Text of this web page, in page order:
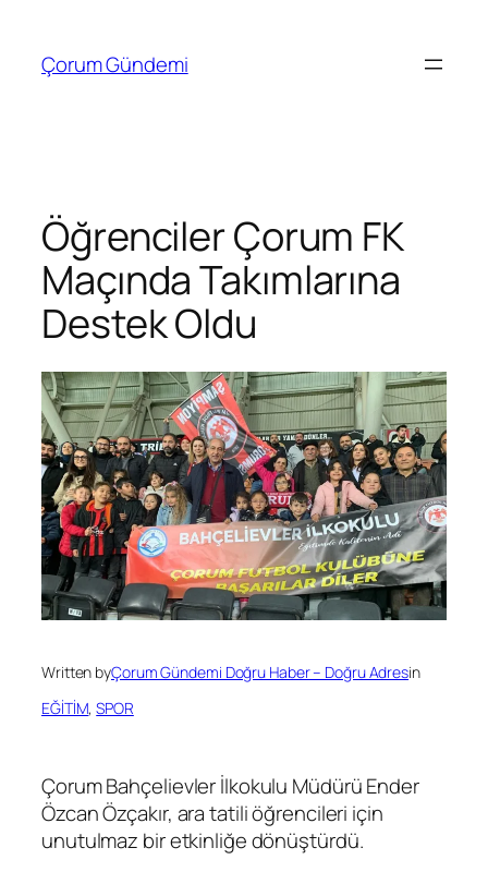
Çorum Gündemi
Öğrenciler Çorum FK
Maçında Takımlarına
Destek Oldu
Written byÇorum Gündemi Doğru Haber – Doğru Adresin
EĞİTİM, SPOR
Çorum Bahçelievler İlkokulu Müdürü Ender
Özcan Özçakır, ara tatili öğrencileri için
unutulmaz bir etkinliğe dönüştürdü.